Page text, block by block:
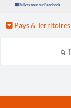
Suivez nous sur Facebook
Pays & Territoires